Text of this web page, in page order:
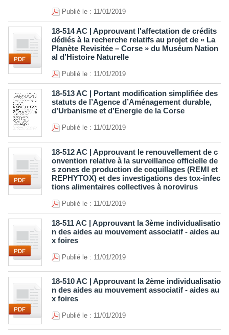
Publié le : 11/01/2019
18-514 AC | Approuvant l'affectation de crédits
dédiés à la recherche relatifs au projet de « La
Planète Revisitée – Corse » du Muséum Nation
al d’Histoire Naturelle
Publié le : 11/01/2019
18-513 AC | Portant modification simplifiée des
statuts de l’Agence d’Aménagement durable,
d’Urbanisme et d’Energie de la Corse
Publié le : 11/01/2019
18-512 AC | Approuvant le renouvellement de c
onvention relative à la surveillance officielle de
s zones de production de coquillages (REMI et
REPHYTOX) et des investigations des tox-infec
tions alimentaires collectives à norovirus
Publié le : 11/01/2019
18-511 AC | Approuvant la 3ème individualisatio
n des aides au mouvement associatif - aides au
x foires
Publié le : 11/01/2019
18-510 AC | Approuvant la 2ème individualisatio
n des aides au mouvement associatif - aides au
x foires
Publié le : 11/01/2019